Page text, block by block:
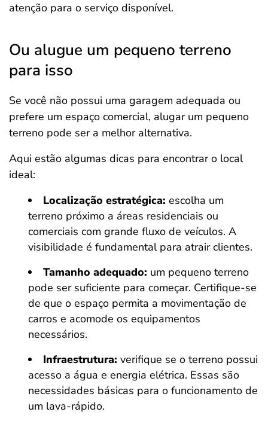
atenção para o serviço disponível.
Ou alugue um pequeno terreno
para isso
Se você não possui uma garagem adequada ou
prefere um espaço comercial, alugar um pequeno
terreno pode ser a melhor alternativa.
Aqui estão algumas dicas para encontrar o local
ideal:
Localização estratégica: escolha um
terreno próximo a áreas residenciais ou
comerciais com grande fluxo de veículos. A
visibilidade é fundamental para atrair clientes.
Tamanho adequado: um pequeno terreno
pode ser suficiente para começar. Certifique-se
de que o espaço permita a movimentação de
carros e acomode os equipamentos
necessários.
Infraestrutura: verifique se o terreno possui
acesso a água e energia elétrica. Essas são
necessidades básicas para o funcionamento de
um lava-rápido.